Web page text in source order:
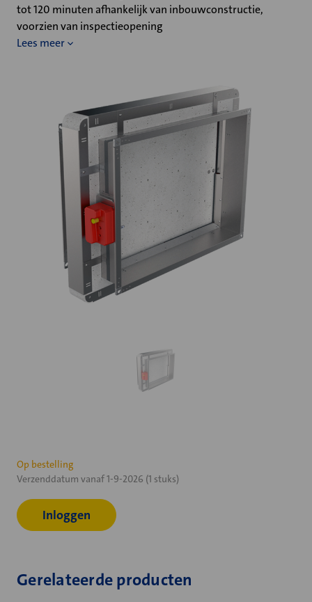
tot 120 minuten afhankelijk van inbouwconstructie,
voorzien van inspectieopening
Lees meer
Huidige
voorraad:
Op bestelling
Verzenddatum vanaf 1-9-2026 (1 stuks)
Inloggen
Gerelateerde producten